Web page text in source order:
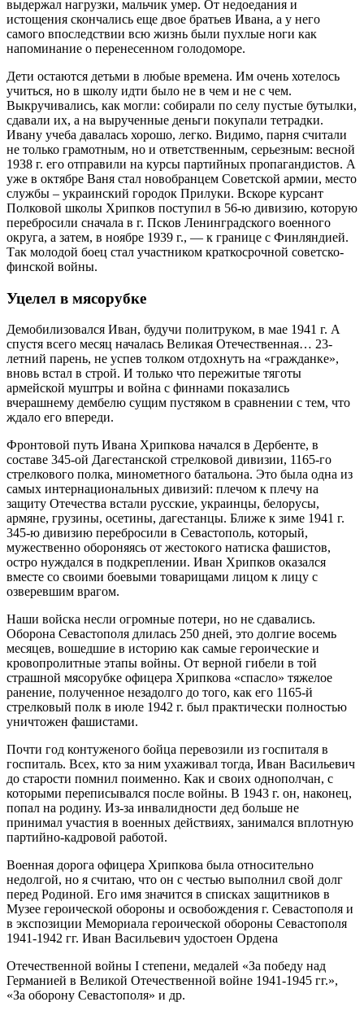
выдержал нагрузки, мальчик умер. От недоедания и
истощения скончались еще двое братьев Ивана, а у него
самого впоследствии всю жизнь были пухлые ноги как
напоминание о перенесенном голодоморе.
Дети остаются детьми в любые времена. Им очень хотелось
учиться, но в школу идти было не в чем и не с чем.
Выкручивались, как могли: собирали по селу пустые бутылки,
сдавали их, а на вырученные деньги покупали тетрадки.
Ивану учеба давалась хорошо, легко. Видимо, парня считали
не только грамотным, но и ответственным, серьезным: весной
1938 г. его отправили на курсы партийных пропагандистов. А
уже в октябре Ваня стал новобранцем Советской армии, место
службы – украинский городок Прилуки. Вскоре курсант
Полковой школы Хрипков поступил в 56-ю дивизию, которую
перебросили сначала в г. Псков Ленинградского военного
округа, а затем, в ноябре 1939 г., — к границе с Финляндией.
Так молодой боец стал участником краткосрочной советско-
финской войны.
Уцелел в мясорубке
Демобилизовался Иван, будучи политруком, в мае 1941 г. А
спустя всего месяц началась Великая Отечественная… 23-
летний парень, не успев толком отдохнуть на «гражданке»,
вновь встал в строй. И только что пережитые тяготы
армейской муштры и война с финнами показались
вчерашнему дембелю сущим пустяком в сравнении с тем, что
ждало его впереди.
Фронтовой путь Ивана Хрипкова начался в Дербенте, в
составе 345-ой Дагестанской стрелковой дивизии, 1165-го
стрелкового полка, минометного батальона. Это была одна из
самых интернациональных дивизий: плечом к плечу на
защиту Отечества встали русские, украинцы, белорусы,
армяне, грузины, осетины, дагестанцы. Ближе к зиме 1941 г.
345-ю дивизию перебросили в Севастополь, который,
мужественно обороняясь от жестокого натиска фашистов,
остро нуждался в подкреплении. Иван Хрипков оказался
вместе со своими боевыми товарищами лицом к лицу с
озверевшим врагом.
Наши войска несли огромные потери, но не сдавались.
Оборона Севастополя длилась 250 дней, это долгие восемь
месяцев, вошедшие в историю как самые героические и
кровопролитные этапы войны. От верной гибели в той
страшной мясорубке офицера Хрипкова «спасло» тяжелое
ранение, полученное незадолго до того, как его 1165-й
стрелковый полк в июле 1942 г. был практически полностью
уничтожен фашистами.
Почти год контуженого бойца перевозили из госпиталя в
госпиталь. Всех, кто за ним ухаживал тогда, Иван Васильевич
до старости помнил поименно. Как и своих однополчан, с
которыми переписывался после войны. В 1943 г. он, наконец,
попал на родину. Из-за инвалидности дед больше не
принимал участия в военных действиях, занимался вплотную
партийно-кадровой работой.
Военная дорога офицера Хрипкова была относительно
недолгой, но я считаю, что он с честью выполнил свой долг
перед Родиной. Его имя значится в списках защитников в
Музее героической обороны и освобождения г. Севастополя и
в экспозиции Мемориала героической обороны Севастополя
1941-1942 гг. Иван Васильевич удостоен Ордена
Отечественной войны I степени, медалей «За победу над
Германией в Великой Отечественной войне 1941-1945 гг.»,
«За оборону Севастополя» и др.